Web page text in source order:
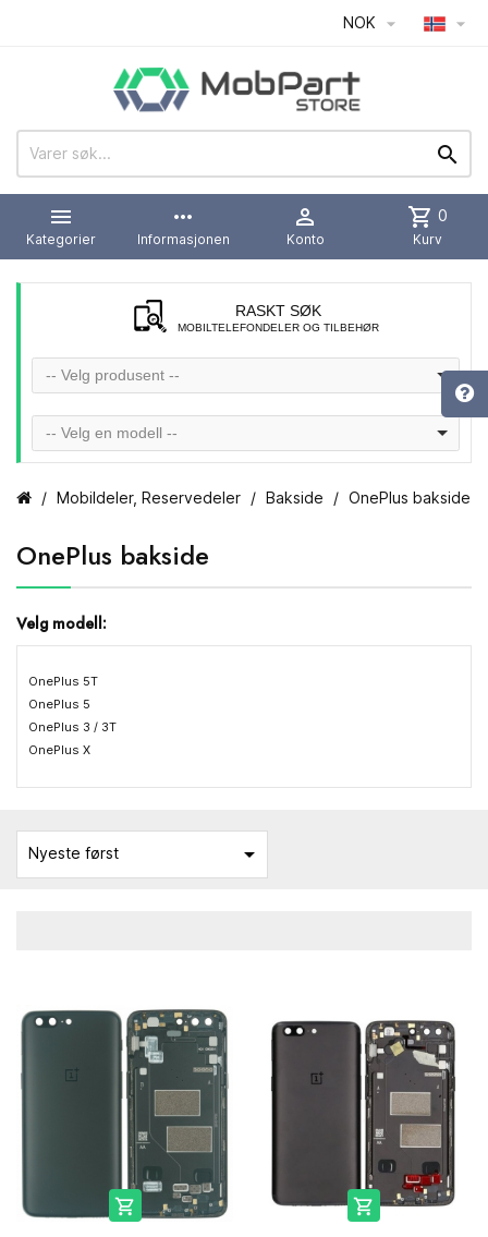
NOK  


Kategorier
more_horiz
Informasjonen

Konto
shopping_cart 0
Kurv
RASKT SØK
MOBILTELEFONDELER OG TILBEHØR
-- Velg produsent --
-- Velg en modell --
Mobildeler, Reservedeler Bakside OnePlus bakside
OnePlus bakside
Velg modell:
OnePlus 5T
OnePlus 5
OnePlus 3 / 3T
OnePlus X
Nyeste først 
 